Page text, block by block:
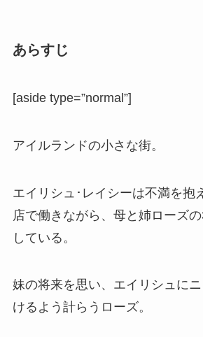
あらすじ
[aside type=”normal”]
アイルランドの小さな街。
エイリシュ･レイシーは不満を抱
店で働きながら、母と姉ローズ
している。
妹の将来を思い、エイリシュに
けるよう計らうローズ。